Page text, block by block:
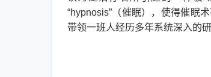
“hypnosis”（催眠），使得催眠
带领一班人经历多年系统深入的